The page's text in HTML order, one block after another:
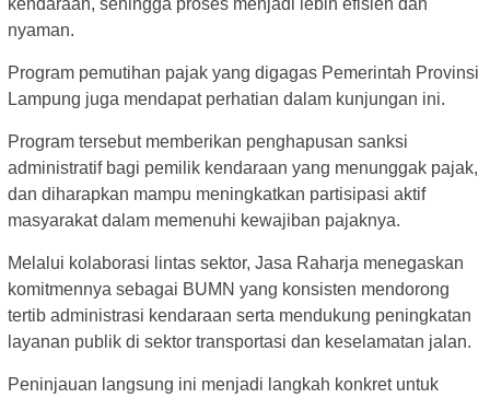
kendaraan, sehingga proses menjadi lebih efisien dan
nyaman.
Program pemutihan pajak yang digagas Pemerintah Provinsi
Lampung juga mendapat perhatian dalam kunjungan ini.
Program tersebut memberikan penghapusan sanksi
administratif bagi pemilik kendaraan yang menunggak pajak,
dan diharapkan mampu meningkatkan partisipasi aktif
masyarakat dalam memenuhi kewajiban pajaknya.
Melalui kolaborasi lintas sektor, Jasa Raharja menegaskan
komitmennya sebagai BUMN yang konsisten mendorong
tertib administrasi kendaraan serta mendukung peningkatan
layanan publik di sektor transportasi dan keselamatan jalan.
Peninjauan langsung ini menjadi langkah konkret untuk